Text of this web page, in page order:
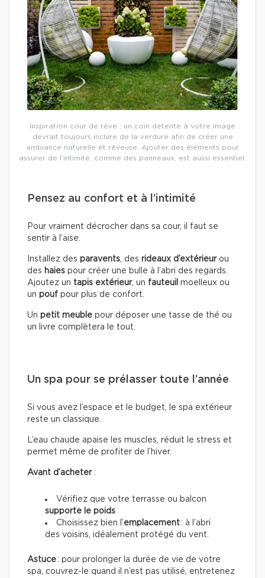
Inspiration cour de rêve : un coin détente à votre image
devrait toujours inclure de la verdure afin de créer une
ambiance naturelle et rêveuse. Ajouter des éléments pour
assurer de l’intimité, comme des panneaux, est aussi essentiel.
Pensez au confort et à l’intimité
Pour vraiment décrocher dans sa cour, il faut se
sentir à l’aise.
Installez des paravents , des rideaux d’extérieurou
des haies pour créer une bulle à l’abri des regards.
Ajoutez un tapis extérieur, un fauteuil moelleux ou
un pouf pour plus de confort.
Un petit meuble pour déposer une tasse de thé ou
un livre complètera le tout.
Un spa pour se prélasser toute l’année
Si vous avez l’espace et le budget, le spa extérieur
reste un classique.
L’eau chaude apaise les muscles, réduit le stress et
permet même de profiter de l’hiver.
Avant d’acheter :
Vérifiez que votre terrasse ou balcon
supporte le poids
Choisissez bien l’emplacement: à l’abri
des voisins, idéalement protégé du vent.
Astuce: pour prolonger la durée de vie de votre
spa, couvrez-le quand il n’est pas utilisé, entretenez